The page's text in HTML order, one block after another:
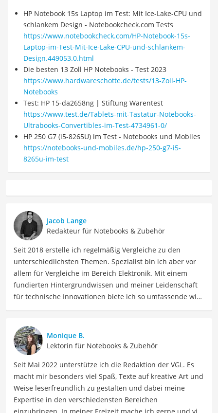
HP Notebook 15s Laptop im Test: Mit Ice-Lake-CPU und
schlankem Design - Notebookcheck.com Tests
https://www.notebookcheck.com/HP-Notebook-15s-
Laptop-im-Test-Mit-Ice-Lake-CPU-und-schlankem-
Design.449053.0.html
Die besten 13 Zoll HP Notebooks - Test 2023
https://www.hardwareschotte.de/tests/13-Zoll-HP-
Notebooks
Test: HP 15-da2658ng | Stiftung Warentest
https://www.test.de/Tablets-mit-Tastatur-Notebooks-
Ultrabooks-Convertibles-im-Test-4734961-0/
HP 250 G7 (i5-8265U) im Test - Notebooks und Mobiles
https://notebooks-und-mobiles.de/hp-250-g7-i5-
8265u-im-test
Jacob Lange
Redakteur für Notebooks & Zubehör
Seit 2018 erstelle ich regelmäßig Vergleiche zu den
unterschiedlichsten Themen. Spezialist bin ich aber vor
allem für Vergleiche im Bereich Elektronik. Mit einem
fundierten Hintergrundwissen und meiner Leidenschaft
für technische Innovationen biete ich so umfassende wie
detaillierte Produktvergleiche, Kaufberatungen und
technische Analysen, um Verbrauchern dabei zu helfen,
sowohl informierte Entscheidungen zu treffen als auch
die besten elektronischen Lösungen für ihre Bedürfnisse
zu finden.
Der HP-Laptop 15 Zoll-Vergleich ist aus unserer Sicht
besonders empfehlenswert fürStudentenund
Monique B.
Lektorin für Notebooks & Zubehör
Seit Mai 2022 unterstütze ich die Redaktion der VGL. Es
macht mir besonders viel Spaß, Texte auf kreative Art und
Weise leserfreundlich zu gestalten und dabei meine
Expertise in den verschiedensten Bereichen